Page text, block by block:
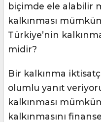
biçimde ele alabilir
kalkınması
Türkiye’nin
midir?
Bir kalkınma
olumlu yanıt
kalkınması
kalkınmasını